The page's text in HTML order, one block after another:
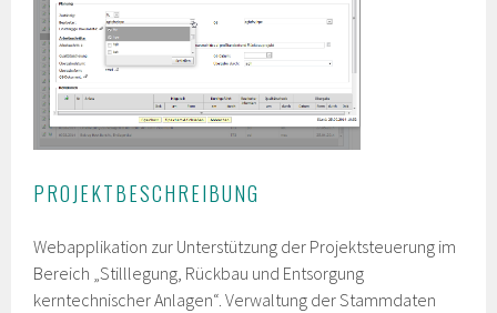
PROJEKTBESCHREIBUNG
Webapplikation zur Unterstützung der Projektsteuerung im
Bereich „Stilllegung, Rückbau und Entsorgung
kerntechnischer Anlagen“. Verwaltung der Stammdaten